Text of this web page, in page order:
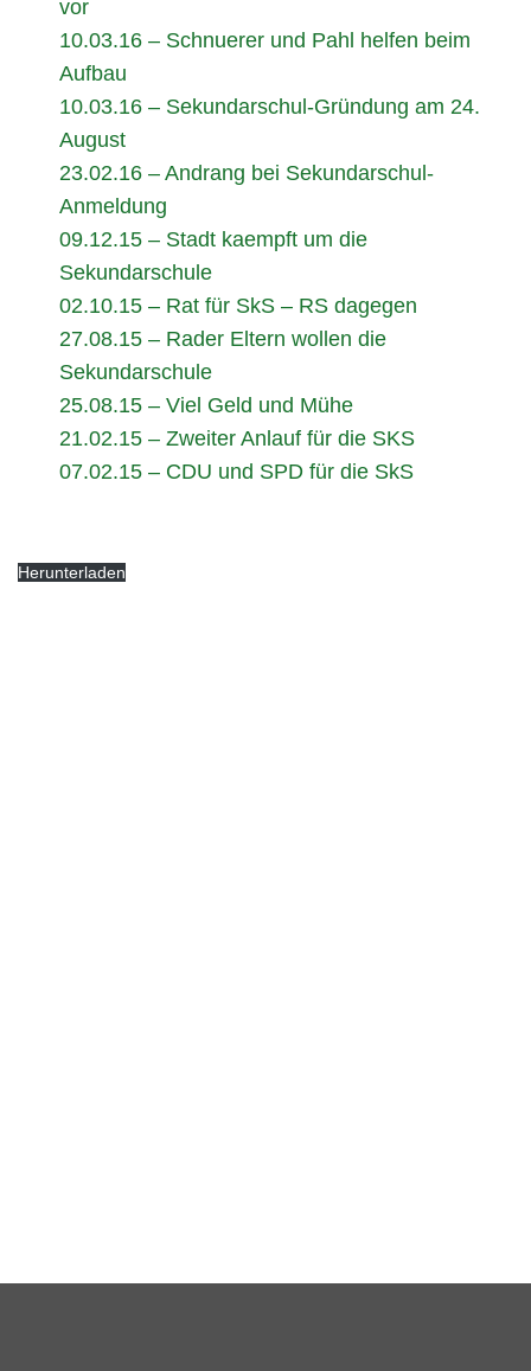
vor
10.03.16 – Schnuerer und Pahl helfen beim
Aufbau
10.03.16 – Sekundarschul-Gründung am 24.
August
23.02.16 – Andrang bei Sekundarschul-
Anmeldung
09.12.15 – Stadt kaempft um die
Sekundarschule
02.10.15 – Rat für SkS – RS dagegen
27.08.15 – Rader Eltern wollen die
Sekundarschule
25.08.15 – Viel Geld und Mühe
21.02.15 – Zweiter Anlauf für die SKS
07.02.15 – CDU und SPD für die SkS
Herunterladen